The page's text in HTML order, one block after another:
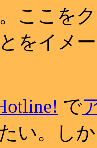
ここを
をイメ
で
い。し